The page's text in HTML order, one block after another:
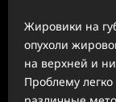
Жировики на
опухоли
на верхней и
Проблему